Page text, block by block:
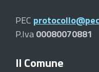
PEC
P.Iva00080070881
Il Comune